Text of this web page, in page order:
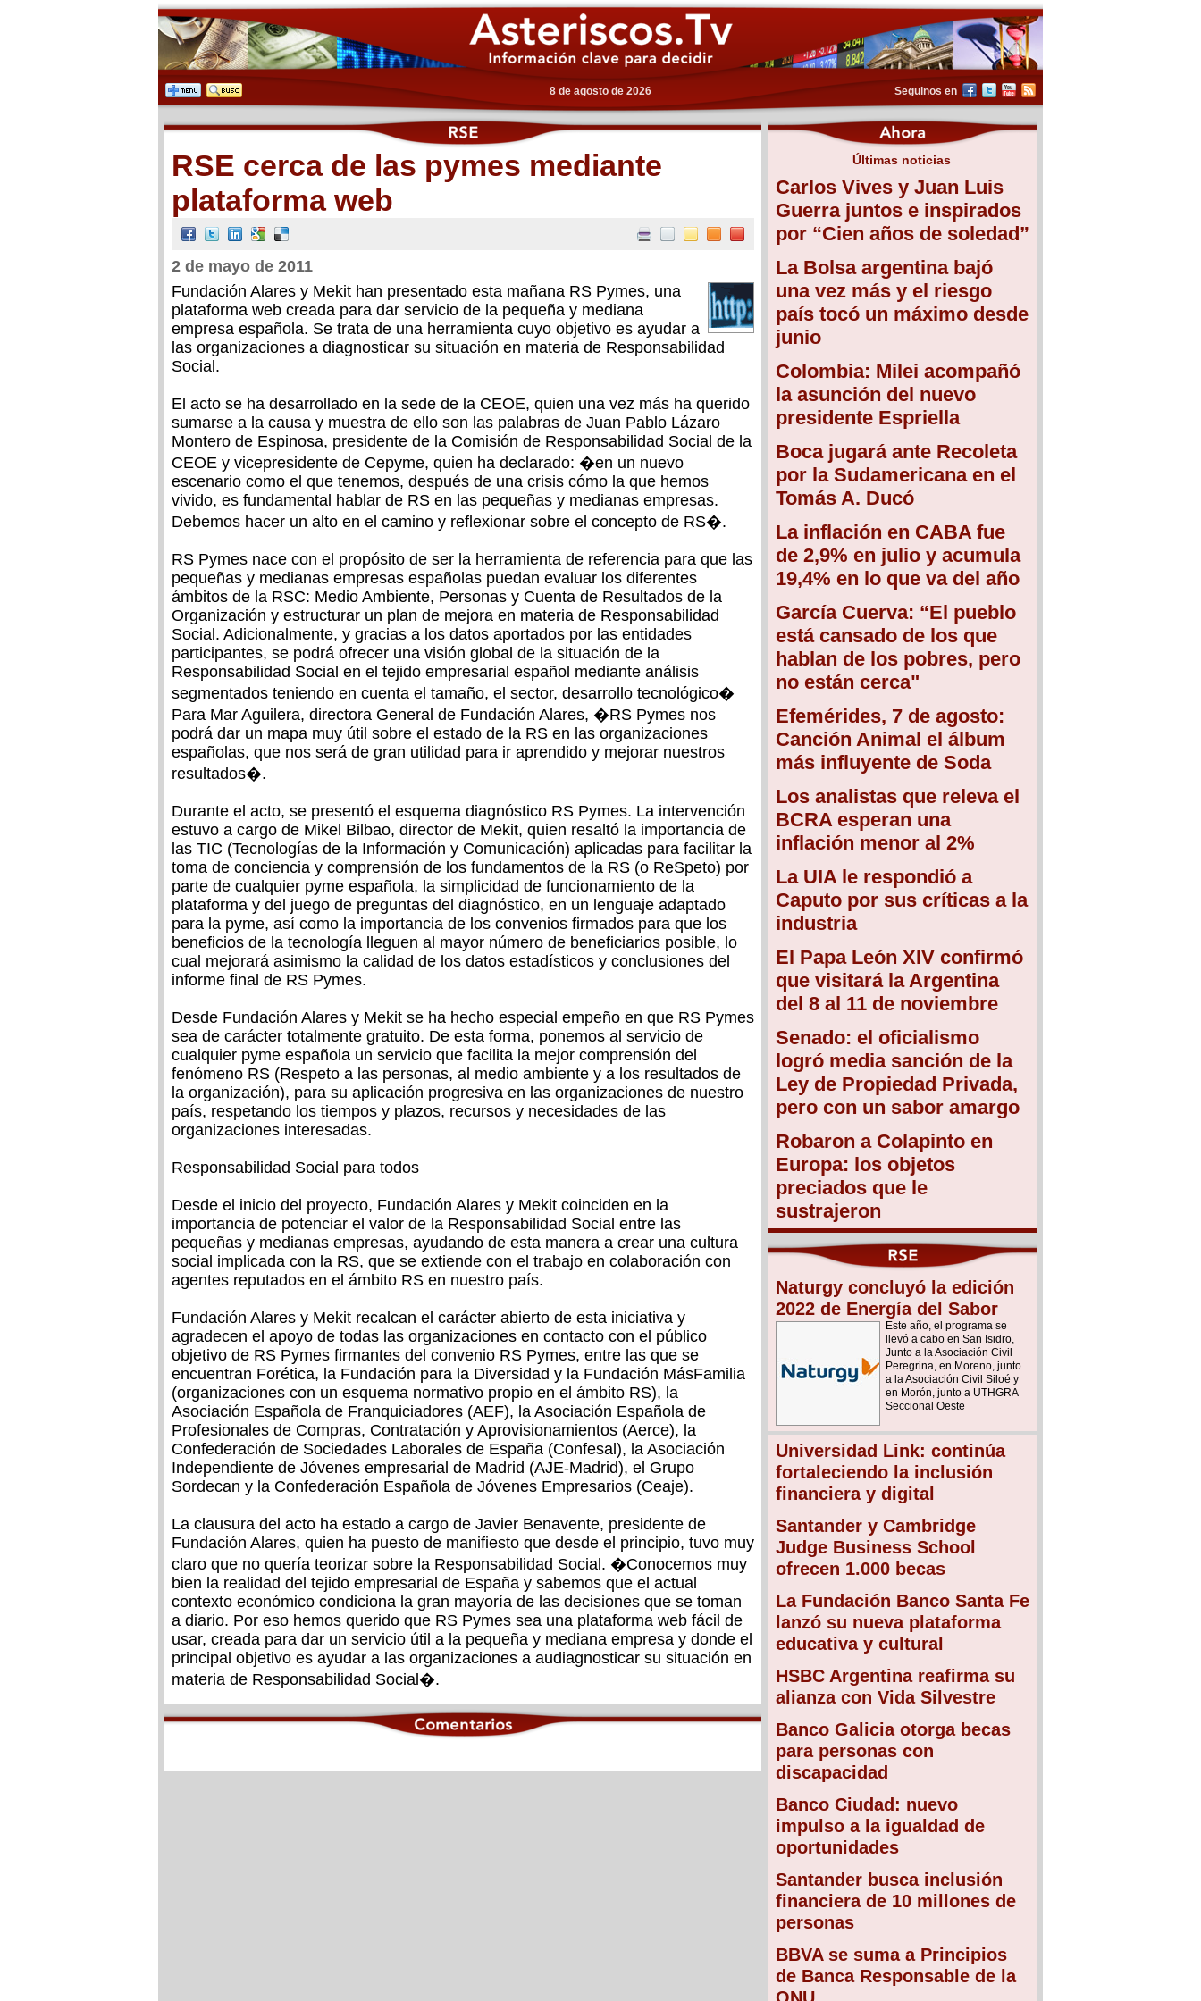
8 de agosto de 2026 Seguinos en
Últimas noticias
Carlos Vives y Juan Luis
Guerra juntos e inspirados
por “Cien años de soledad”
La Bolsa argentina bajó
una vez más y el riesgo
país tocó un máximo desde
junio
Colombia: Milei acompañó
la asunción del nuevo
presidente Espriella
Boca jugará ante Recoleta
por la Sudamericana en el
Tomás A. Ducó
La inflación en CABA fue
de 2,9% en julio y acumula
19,4% en lo que va del año
García Cuerva: “El pueblo
está cansado de los que
hablan de los pobres, pero
no están cerca"
Efemérides, 7 de agosto:
Canción Animal el álbum
más influyente de Soda
Los analistas que releva el
BCRA esperan una
inflación menor al 2%
La UIA le respondió a
Caputo por sus críticas a la
industria
El Papa León XIV confirmó
que visitará la Argentina
del 8 al 11 de noviembre
Senado: el oficialismo
logró media sanción de la
Ley de Propiedad Privada,
pero con un sabor amargo
Robaron a Colapinto en
Europa: los objetos
preciados que le
sustrajeron
Naturgy concluyó la edición
2022 de Energía del Sabor
Este año, el programa se
llevó a cabo en San Isidro,
Junto a la Asociación Civil
Peregrina, en Moreno, junto
a la Asociación Civil Siloé y
en Morón, junto a UTHGRA
Seccional Oeste
Universidad Link: continúa
fortaleciendo la inclusión
financiera y digital
Santander y Cambridge
Judge Business School
ofrecen 1.000 becas
La Fundación Banco Santa Fe
lanzó su nueva plataforma
educativa y cultural
HSBC Argentina reafirma su
alianza con Vida Silvestre
Banco Galicia otorga becas
para personas con
discapacidad
Banco Ciudad: nuevo
impulso a la igualdad de
oportunidades
Santander busca inclusión
financiera de 10 millones de
personas
BBVA se suma a Principios
de Banca Responsable de la
RSE cerca de las pymes mediante
plataforma web
2 de mayo de 2011
Fundación Alares y Mekit han presentado esta mañana RS Pymes, una
plataforma web creada para dar servicio de la pequeña y mediana
empresa española. Se trata de una herramienta cuyo objetivo es ayudar a
las organizaciones a diagnosticar su situación en materia de Responsabilidad
Social.
El acto se ha desarrollado en la sede de la CEOE, quien una vez más ha querido
sumarse a la causa y muestra de ello son las palabras de Juan Pablo Lázaro
Montero de Espinosa, presidente de la Comisión de Responsabilidad Social de la
CEOE y vicepresidente de Cepyme, quien ha declarado: �en un nuevo
escenario como el que tenemos, después de una crisis cómo la que hemos
vivido, es fundamental hablar de RS en las pequeñas y medianas empresas.
Debemos hacer un alto en el camino y reflexionar sobre el concepto de RS�.
RS Pymes nace con el propósito de ser la herramienta de referencia para que las
pequeñas y medianas empresas españolas puedan evaluar los diferentes
ámbitos de la RSC: Medio Ambiente, Personas y Cuenta de Resultados de la
Organización y estructurar un plan de mejora en materia de Responsabilidad
Social. Adicionalmente, y gracias a los datos aportados por las entidades
participantes, se podrá ofrecer una visión global de la situación de la
Responsabilidad Social en el tejido empresarial español mediante análisis
segmentados teniendo en cuenta el tamaño, el sector, desarrollo tecnológico�
Para Mar Aguilera, directora General de Fundación Alares, �RS Pymes nos
podrá dar un mapa muy útil sobre el estado de la RS en las organizaciones
españolas, que nos será de gran utilidad para ir aprendido y mejorar nuestros
resultados�.
Durante el acto, se presentó el esquema diagnóstico RS Pymes. La intervención
estuvo a cargo de Mikel Bilbao, director de Mekit, quien resaltó la importancia de
las TIC (Tecnologías de la Información y Comunicación) aplicadas para facilitar la
toma de conciencia y comprensión de los fundamentos de la RS (o ReSpeto) por
parte de cualquier pyme española, la simplicidad de funcionamiento de la
plataforma y del juego de preguntas del diagnóstico, en un lenguaje adaptado
para la pyme, así como la importancia de los convenios firmados para que los
beneficios de la tecnología lleguen al mayor número de beneficiarios posible, lo
cual mejorará asimismo la calidad de los datos estadísticos y conclusiones del
informe final de RS Pymes.
Desde Fundación Alares y Mekit se ha hecho especial empeño en que RS Pymes
sea de carácter totalmente gratuito. De esta forma, ponemos al servicio de
cualquier pyme española un servicio que facilita la mejor comprensión del
fenómeno RS (Respeto a las personas, al medio ambiente y a los resultados de
la organización), para su aplicación progresiva en las organizaciones de nuestro
país, respetando los tiempos y plazos, recursos y necesidades de las
organizaciones interesadas.
Responsabilidad Social para todos
Desde el inicio del proyecto, Fundación Alares y Mekit coinciden en la
importancia de potenciar el valor de la Responsabilidad Social entre las
pequeñas y medianas empresas, ayudando de esta manera a crear una cultura
social implicada con la RS, que se extiende con el trabajo en colaboración con
agentes reputados en el ámbito RS en nuestro país.
Fundación Alares y Mekit recalcan el carácter abierto de esta iniciativa y
agradecen el apoyo de todas las organizaciones en contacto con el público
objetivo de RS Pymes firmantes del convenio RS Pymes, entre las que se
encuentran Forética, la Fundación para la Diversidad y la Fundación MásFamilia
(organizaciones con un esquema normativo propio en el ámbito RS), la
Asociación Española de Franquiciadores (AEF), la Asociación Española de
Profesionales de Compras, Contratación y Aprovisionamientos (Aerce), la
Confederación de Sociedades Laborales de España (Confesal), la Asociación
Independiente de Jóvenes empresarial de Madrid (AJE-Madrid), el Grupo
Sordecan y la Confederación Española de Jóvenes Empresarios (Ceaje).
La clausura del acto ha estado a cargo de Javier Benavente, presidente de
Fundación Alares, quien ha puesto de manifiesto que desde el principio, tuvo muy
claro que no quería teorizar sobre la Responsabilidad Social. �Conocemos muy
bien la realidad del tejido empresarial de España y sabemos que el actual
contexto económico condiciona la gran mayoría de las decisiones que se toman
a diario. Por eso hemos querido que RS Pymes sea una plataforma web fácil de
usar, creada para dar un servicio útil a la pequeña y mediana empresa y donde el
principal objetivo es ayudar a las organizaciones a audiagnosticar su situación en
materia de Responsabilidad Social�.